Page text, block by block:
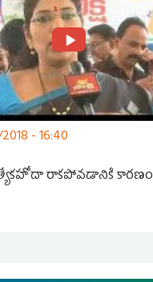
- 16:40
రాకపోవడానికి కారణం